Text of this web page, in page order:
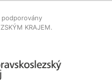
KRAJEM.